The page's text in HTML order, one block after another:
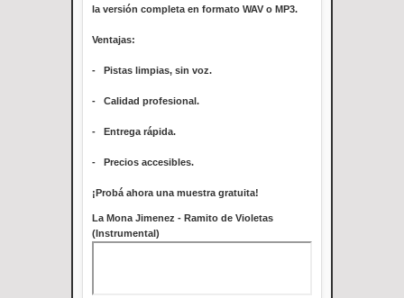
la versión completa en formato WAV o MP3.
Ventajas:
- Pistas limpias, sin voz.
- Calidad profesional.
- Entrega rápida.
- Precios accesibles.
¡Probá ahora una muestra gratuita!
La Mona Jimenez - Ramito de Violetas
(Instrumental)